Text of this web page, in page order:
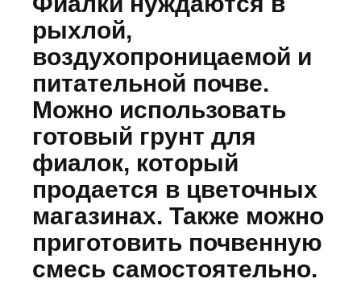
рыхлой,
воздухопроницаемой и
питательной почве.
Можно использовать
готовый грунт для
фиалок, который
продается в цветочных
магазинах. Также можно
приготовить почвенную
смесь самостоятельно.